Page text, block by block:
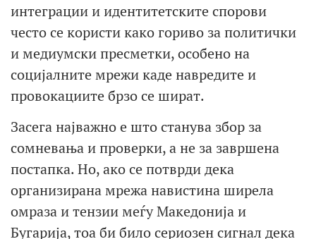
интеграции и идентитетските спорови
често се користи како гориво за политички
и медиумски пресметки, особено на
социјалните мрежи каде навредите и
провокациите брзо се шират.
Засега најважно е што станува збор за
сомневања и проверки, а не за завршена
постапка. Но, ако се потврди дека
организирана мрежа навистина ширела
омраза и тензии меѓу Македонија и
Бугарија, тоа би било сериозен сигнал дека